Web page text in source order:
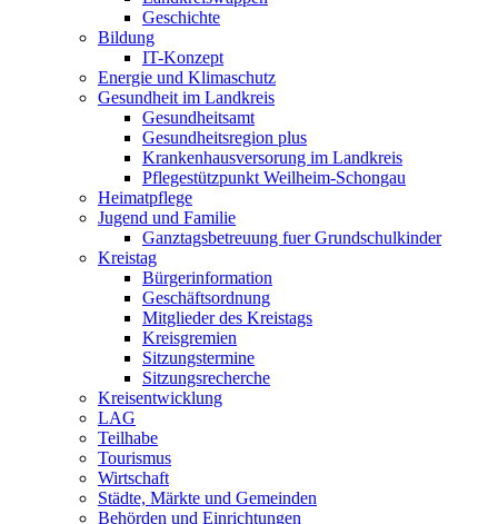
Geschichte
Bildung
IT-Konzept
Energie und Klimaschutz
Gesundheit im Landkreis
Gesundheitsamt
Gesundheitsregion plus
Krankenhausversorung im Landkreis
Pflegestützpunkt Weilheim-Schongau
Heimatpflege
Jugend und Familie
Ganztagsbetreuung fuer Grundschulkinder
Kreistag
Bürgerinformation
Geschäftsordnung
Mitglieder des Kreistags
Kreisgremien
Sitzungstermine
Sitzungsrecherche
Kreisentwicklung
LAG
Teilhabe
Tourismus
Wirtschaft
Städte, Märkte und Gemeinden
Behörden und Einrichtungen